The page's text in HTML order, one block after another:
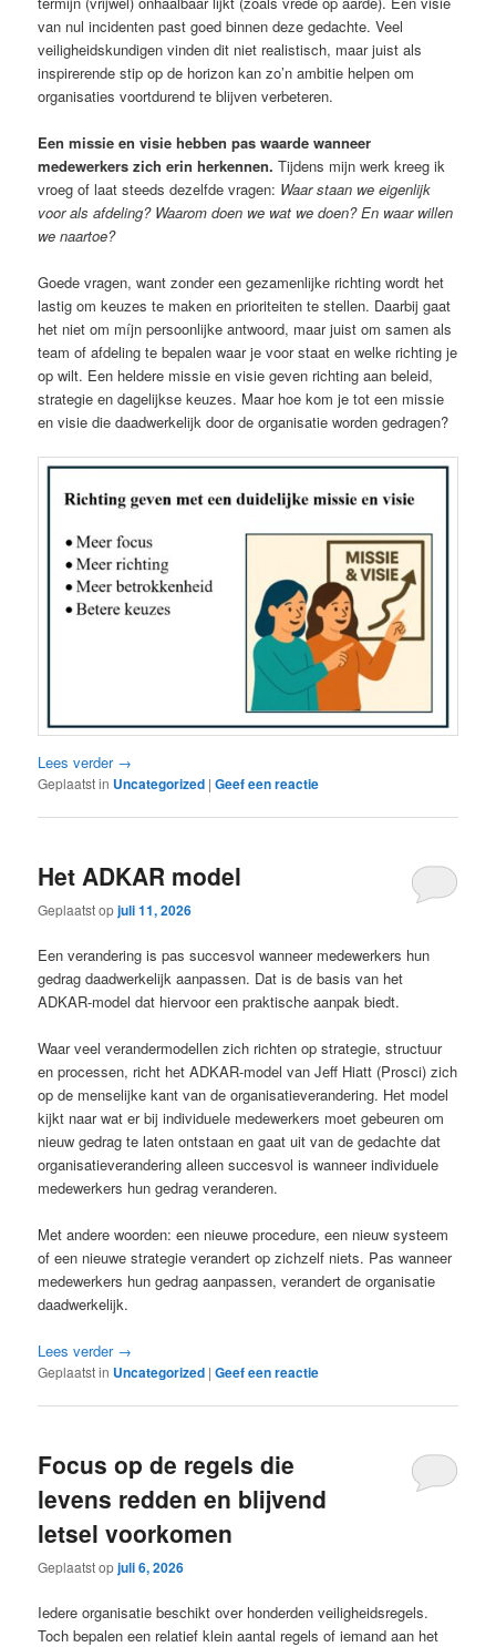
van nul incidenten past goed binnen deze gedachte. Veel
veiligheidskundigen vinden dit niet realistisch, maar juist als
inspirerende stip op de horizon kan zo’n ambitie helpen om
organisaties voortdurend te blijven verbeteren.
Een missie en visie hebben pas waarde wanneer
medewerkers zich erin herkennen. Tijdens mijn werk kreeg ik
vroeg of laat steeds dezelfde vragen: Waar staan we eigenlijk
voor als afdeling? Waarom doen we wat we doen? En waar willen
we naartoe?
Goede vragen, want zonder een gezamenlijke richting wordt het
lastig om keuzes te maken en prioriteiten te stellen. Daarbij gaat
het niet om míjn persoonlijke antwoord, maar juist om samen als
team of afdeling te bepalen waar je voor staat en welke richting je
op wilt. Een heldere missie en visie geven richting aan beleid,
strategie en dagelijkse keuzes. Maar hoe kom je tot een missie
en visie die daadwerkelijk door de organisatie worden gedragen?
Lees verder →
Geplaatst in Uncategorized |Geef een reactie
Het ADKAR model
Geplaatst opjuli 11, 2026
Een verandering is pas succesvol wanneer medewerkers hun
gedrag daadwerkelijk aanpassen. Dat is de basis van het
ADKAR-model dat hiervoor een praktische aanpak biedt.
Waar veel verandermodellen zich richten op strategie, structuur
en processen, richt het ADKAR-model van Jeff Hiatt (Prosci) zich
op de menselijke kant van de organisatieverandering. Het model
kijkt naar wat er bij individuele medewerkers moet gebeuren om
nieuw gedrag te laten ontstaan en gaat uit van de gedachte dat
organisatieverandering alleen succesvol is wanneer individuele
medewerkers hun gedrag veranderen.
Met andere woorden: een nieuwe procedure, een nieuw systeem
of een nieuwe strategie verandert op zichzelf niets. Pas wanneer
medewerkers hun gedrag aanpassen, verandert de organisatie
daadwerkelijk.
Lees verder →
Geplaatst in Uncategorized |Geef een reactie
Focus op de regels die
levens redden en blijvend
letsel voorkomen
Geplaatst opjuli 6, 2026
Iedere organisatie beschikt over honderden veiligheidsregels.
Toch bepalen een relatief klein aantal regels of iemand aan het